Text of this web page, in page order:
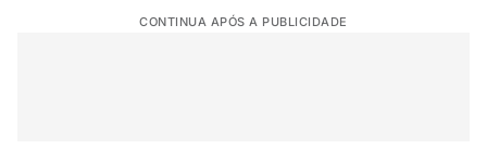
CONTINUA APÓS A PUBLICIDADE